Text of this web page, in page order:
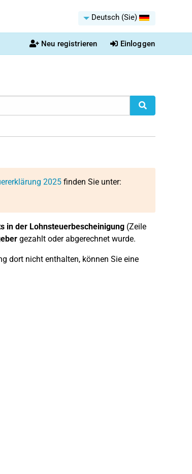
Deutsch (Sie)
Neu registrieren Einloggen
2025finden Sie unter:
in der Lohnsteuerbescheinigung(Zeile
gezahlt oder abgerechnet wurde.
dort nicht enthalten, können Sie eine